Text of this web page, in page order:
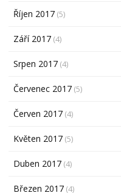
Říjen 2017 (5)
Září 2017 (4)
Srpen 2017 (4)
Červenec 2017 (5)
Červen 2017 (4)
Květen 2017 (5)
Duben 2017 (4)
Březen 2017 (4)